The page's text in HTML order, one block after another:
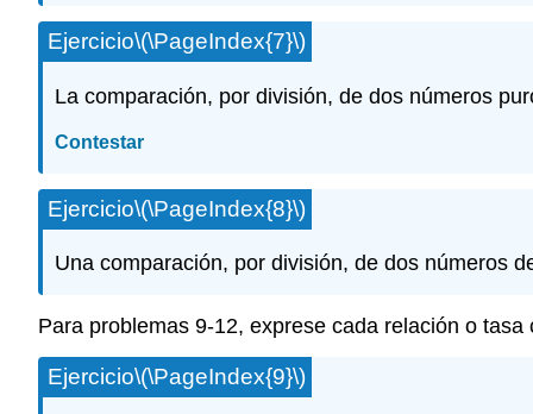
Ejercicio\(\PageIndex{7}\)
La comparación, por división, de dos números
Contestar
Ejercicio\(\PageIndex{8}\)
Una comparación, por división, de dos números
Para problemas 9-12, exprese cada relación o tasa
Ejercicio\(\PageIndex{9}\)